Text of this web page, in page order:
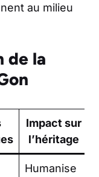
au milieu
de la
Impact sur
l’héritage
Humanise